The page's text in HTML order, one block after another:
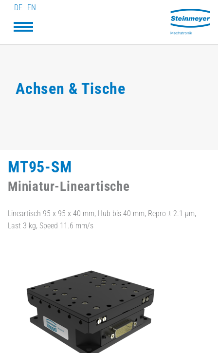
DE EN
Achsen & Tische
MT95-SM
Miniatur-Lineartische
Lineartisch 95 x 95 x 40 mm, Hub bis 40 mm, Repro ± 2.1 µm,
Last 3 kg, Speed 11.6 mm/s